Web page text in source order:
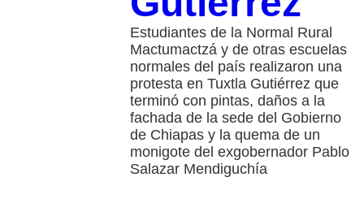
Estudiantes de la Normal Rural
Mactumactzá y de otras escuelas
normales del país realizaron una
protesta en Tuxtla Gutiérrez que
terminó con pintas, daños a la
fachada de la sede del Gobierno
de Chiapas y la quema de un
monigote del exgobernador Pablo
Salazar Mendiguchía